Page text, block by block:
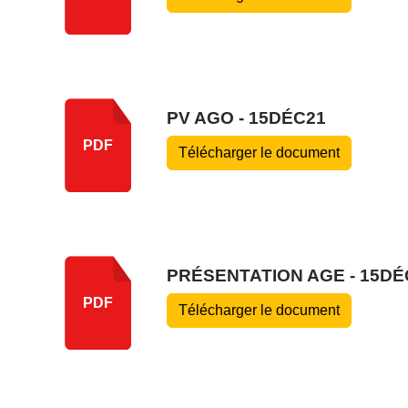
PDF
PV AGO - 15DÉC21
Télécharger le document
PDF
PRÉSENTATION AGE -
Télécharger le document